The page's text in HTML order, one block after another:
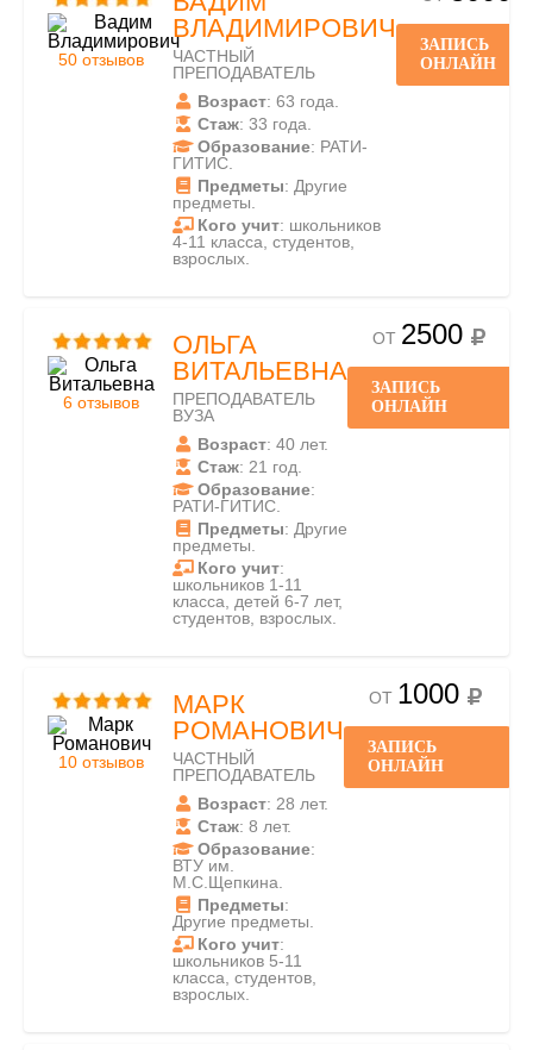
50 отзывов
ВЛАДИМИРОВИЧ
ЧАСТНЫЙ
ПРЕПОДАВАТЕЛЬ
Возраст: 63 года.
Стаж: 33 года.
Образование: РАТИ-
ГИТИС.
Предметы: Другие
предметы.
Кого учит: школьников
4-11 класса, студентов,
взрослых.
ЗАПИСЬ
ОНЛАЙН
6 отзывов
ОЛЬГА
ВИТАЛЬЕВНА
ПРЕПОДАВАТЕЛЬ
ВУЗА
Возраст: 40 лет.
Стаж: 21 год.
Образование:
РАТИ-ГИТИС.
Предметы: Другие
предметы.
Кого учит:
школьников 1-11
класса, детей 6-7 лет,
студентов, взрослых.
ОТ 2500
ЗАПИСЬ
ОНЛАЙН
10 отзывов
МАРК
РОМАНОВИЧ
ЧАСТНЫЙ
ПРЕПОДАВАТЕЛЬ
Возраст: 28 лет.
Стаж: 8 лет.
Образование:
ВТУ им.
М.С.Щепкина.
Предметы:
Другие предметы.
Кого учит:
школьников 5-11
класса, студентов,
взрослых.
ОТ 1000
ЗАПИСЬ
ОНЛАЙН